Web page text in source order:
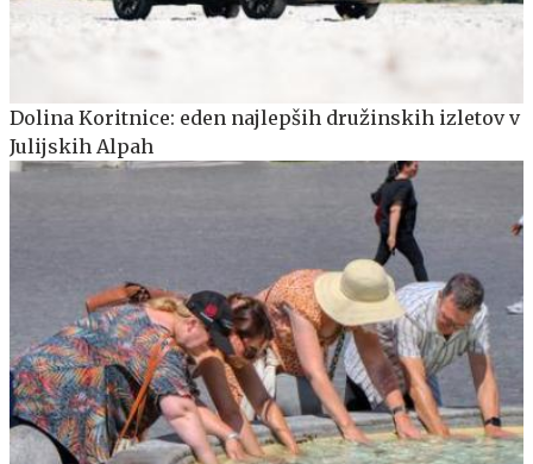
Dolina Koritnice: eden najlepših družinskih izletov v
Julijskih Alpah